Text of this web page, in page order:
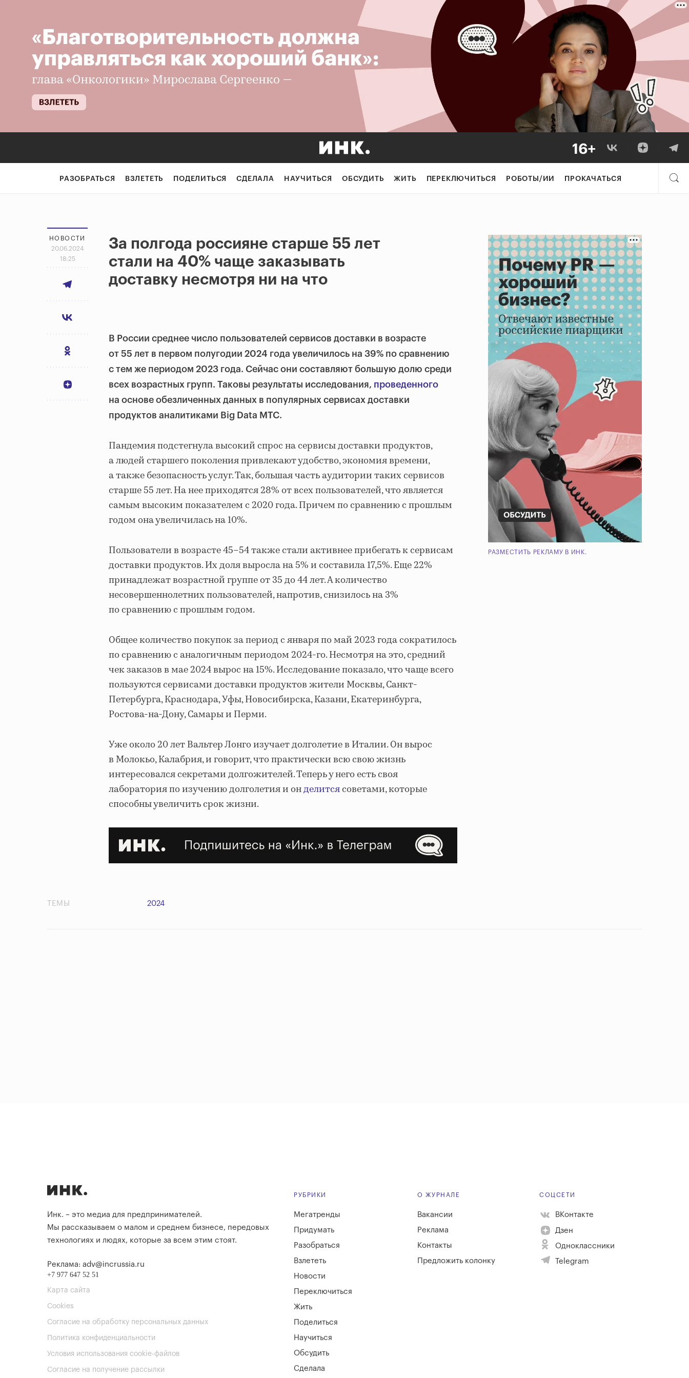
РАЗОБРАТЬСЯ ВЗЛЕТЕТЬ ПОДЕЛИТЬСЯ СДЕЛАЛА НАУЧИТЬСЯ ОБСУДИТЬ ЖИТЬ ПЕРЕКЛЮЧИТЬСЯ РОБОТЫ/ИИ ПРОКАЧАТЬСЯ
НОВОСТИ
20.06.2024
18:25
За полгода россияне старше 55 лет
стали на 40% чаще заказывать
доставку несмотря ни на что
В России среднее число пользователей сервисов доставки в возрасте
от 55 лет в первом полугодии 2024 года увеличилось на 39% по сравнению
с тем же периодом 2023 года. Сейчас они составляют большую долю среди
всех возрастных групп. Таковы результаты исследования, проведенного
на основе обезличенных данных в популярных сервисах доставки
продуктов аналитиками Big Data МТС.
Пандемия подстегнула высокий спрос на сервисы доставки продуктов,
а людей старшего поколения привлекают удобство, экономия времени,
а также безопасность услуг. Так, большая часть аудитории таких сервисов
старше 55 лет. На нее приходятся 28% от всех пользователей, что является
самым высоким показателем с 2020 года. Причем по сравнению с прошлым
годом она увеличилась на 10%.
Пользователи в возрасте 45–54 также стали активнее прибегать к сервисам
доставки продуктов. Их доля выросла на 5% и составила 17,5%. Еще 22%
принадлежат возрастной группе от 35 до 44 лет. А количество
несовершеннолетних пользователей, напротив, снизилось на 3%
по сравнению с прошлым годом.
Общее количество покупок за период с января по май 2023 года сократилось
по сравнению с аналогичным периодом 2024-го. Несмотря на это, средний
чек заказов в мае 2024 вырос на 15%. Исследование показало, что чаще всего
пользуются сервисами доставки продуктов жители Москвы, Санкт-
Петербурга, Краснодара, Уфы, Новосибирска, Казани, Екатеринбурга,
Ростова-на-Дону, Самары и Перми.
Уже около 20 лет Вальтер Лонго изучает долголетие в Италии. Он вырос
в Молокьо, Калабрия, и говорит, что практически всю свою жизнь
интересовался секретами долгожителей. Теперь у него есть своя
лаборатория по изучению долголетия и онделитсясоветами, которые
способны увеличить срок жизни.
РАЗМЕСТИТЬ РЕКЛАМУ В ИНК.
ТЕМЫ 2024
Инк. – это медиа для предпринимателей.
Мы рассказываем о малом и среднем бизнесе, передовых
технологиях и людях, которые за всем этим стоят.
Реклама: adv@incrussia.ru
+7 977 647 52 51
Карта сайта
Cookies
Согласие на обработку персональных данных
Политика конфиденциальности
Условия использования cookie-файлов
Согласие на получение рассылки
РУБРИКИ
Мегатренды
Придумать
Разобраться
Взлететь
Новости
Переключиться
Жить
Поделиться
Научиться
Обсудить
Сделала
О ЖУРНАЛЕ
Вакансии
Реклама
Контакты
Предложить колонку
СОЦСЕТИ
ВКонтакте
Дзен
Одноклассники
Telegram